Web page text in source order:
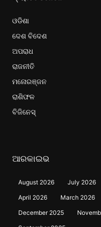
ଓଡିଶା
ଦେଶ ବିଦେଶ
ଅପରାଧ
ରାଜନୀତି
ମନୋରଞ୍ଜନ
ରାଶିଫଳ
ବିଜିନେସ୍
ଆରକାଇଭ
August 2026 July 2026
April 2026
March 2026
December 2025